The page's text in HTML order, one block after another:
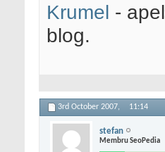
Krumel -
blog.
3rd October 2007, 11:14
stefan
Membru SeoPedia